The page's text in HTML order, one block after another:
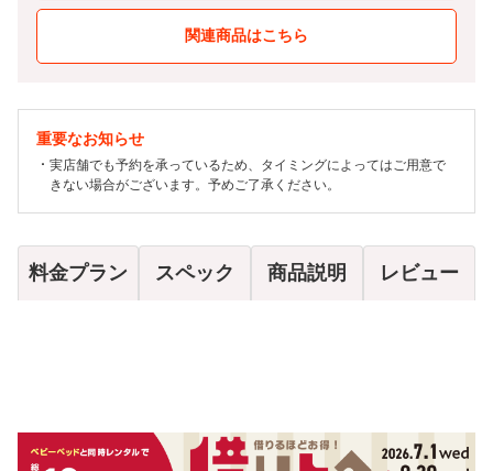
関連商品はこちら
重要なお知らせ
実店舗でも予約を承っているため、タイミングによってはご用意で
きない場合がございます。予めご了承ください。
料金プラン スペック 商品説明 レビュー